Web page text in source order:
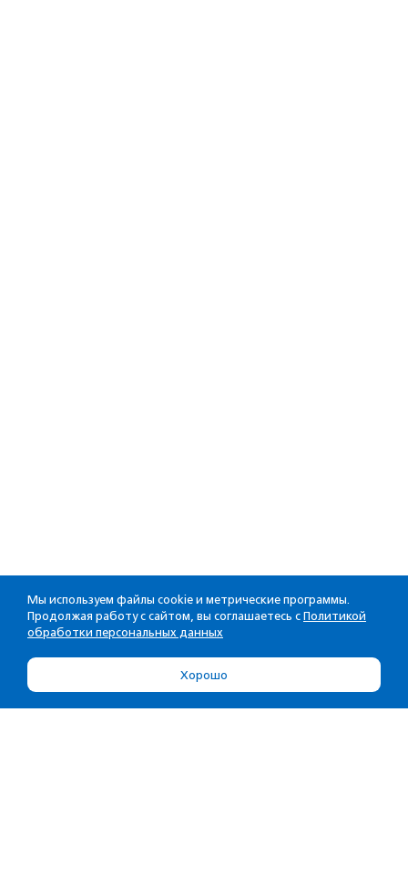
Мы используем файлы cookie и метрические программы.
Продолжая работу с сайтом, вы соглашаетесь с Политикой
обработки персональных данных
Хорошо